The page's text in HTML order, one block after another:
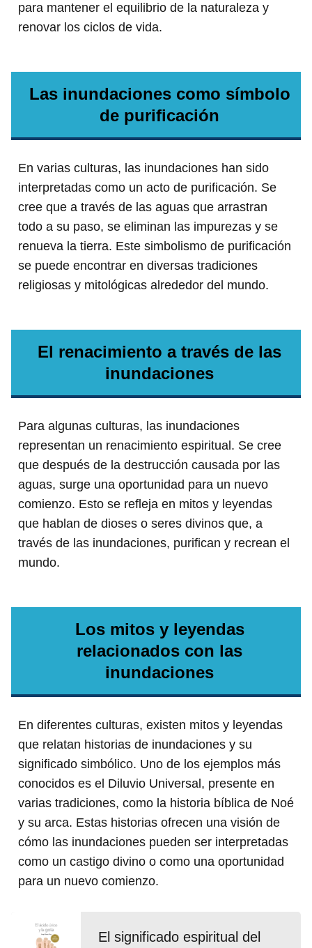
para mantener el equilibrio de la naturaleza y
renovar los ciclos de vida.
Las inundaciones como símbolo
de purificación
En varias culturas, las inundaciones han sido
interpretadas como un acto de purificación. Se
cree que a través de las aguas que arrastran
todo a su paso, se eliminan las impurezas y se
renueva la tierra. Este simbolismo de purificación
se puede encontrar en diversas tradiciones
religiosas y mitológicas alrededor del mundo.
El renacimiento a través de las
inundaciones
Para algunas culturas, las inundaciones
representan un renacimiento espiritual. Se cree
que después de la destrucción causada por las
aguas, surge una oportunidad para un nuevo
comienzo. Esto se refleja en mitos y leyendas
que hablan de dioses o seres divinos que, a
través de las inundaciones, purifican y recrean el
mundo.
Los mitos y leyendas
relacionados con las
inundaciones
En diferentes culturas, existen mitos y leyendas
que relatan historias de inundaciones y su
significado simbólico. Uno de los ejemplos más
conocidos es el Diluvio Universal, presente en
varias tradiciones, como la historia bíblica de Noé
y su arca. Estas historias ofrecen una visión de
cómo las inundaciones pueden ser interpretadas
como un castigo divino o como una oportunidad
para un nuevo comienzo.
El significado espiritual del